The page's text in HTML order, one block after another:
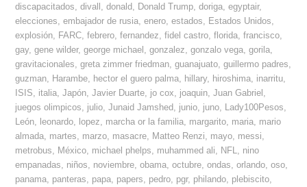
discapacitados ,divall ,donald Donald Trump ,doriga ,egyptair,
elecciones ,embajador de rusia ,enero ,estados Estados Unidos
explosión
FARC ,febrero ,fernandez ,fidel castro ,florida ,francisco
gay,gene wilder,george michael ,gonzalez ,gonzalo vega ,gorila
gravitacionales ,greta zimmer friedman ,guanajuato ,guillermo padres
guzman
Harambe hector el guero palma hillary, hiroshima inarritu
ISIS
italia ,Japón ,Javier Duarte jo cox joaquin ,Juan Gabriel
juegos olimpicos
julio ,Junaid Jamshed junio juno Lady100Pesos
León
leonardo lopez marcha or la familia margarito maria mario
almada martes marzo masacre Matteo Renzi mayo messi
metrobus
México michael phelps muhammed ali NFL
nino
empanadas
niños noviembre ,obama ,octubre ,ondas ,orlando ,oso
panama panteras papa papers pedro pgr, philando plebiscito